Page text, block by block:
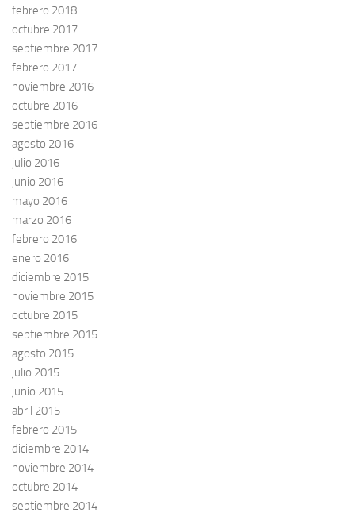
febrero 2018
octubre 2017
septiembre 2017
febrero 2017
noviembre 2016
octubre 2016
septiembre 2016
agosto 2016
julio 2016
junio 2016
mayo 2016
marzo 2016
febrero 2016
enero 2016
diciembre 2015
noviembre 2015
octubre 2015
septiembre 2015
agosto 2015
julio 2015
junio 2015
abril 2015
febrero 2015
diciembre 2014
noviembre 2014
octubre 2014
septiembre 2014